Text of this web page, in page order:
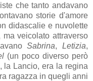
che tanto andavano
storie d'amore
didascalie e nuvolette
veicolato attraverso
Sabrina, Letizia,
(un poco diverso però
la Lancio, era la regina
ragazza in quegli anni